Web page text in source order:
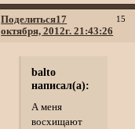
Поделиться 15
17
октября, 2012г. 21:43:26
balto
написал(а):
А меня
восхищают